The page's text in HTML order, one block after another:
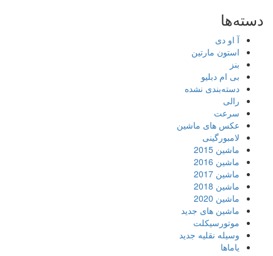
دسته‌ها
آ او دی
استون مارتین
بنز
بی ام دبلیو
دسته‌بندی نشده
رالی
سرعت
عکس های ماشین
لامبورگینی
ماشین 2015
ماشین 2016
ماشین 2017
ماشین 2018
ماشین 2020
ماشین های جدید
موتورسیکلت
وسیله نقلیه جدید
یاماها